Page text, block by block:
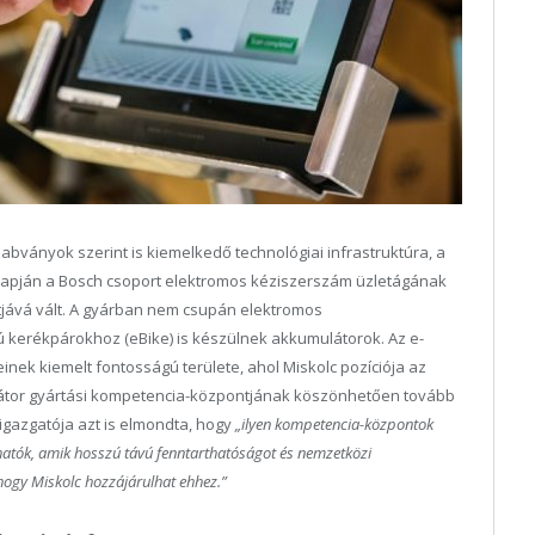
szerint is kiemelkedő technológiai infrastruktúra, a
a Bosch csoport elektromos kéziszerszám üzletágának
vált. A gyárban nem csupán elektromos
(eBike) is készülnek akkumulátorok. Az e-
kiemelt fontosságú területe, ahol Miskolc pozíciója az
gyártási kompetencia-központjának köszönhetően tovább
azt is elmondta, hogy„ilyen kompetencia-központok
amik hosszú távú fenntarthatóságot és nemzetközi
Miskolc hozzájárulhat ehhez.”